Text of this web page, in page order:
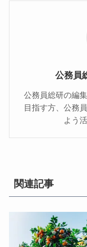
公務員
公務員総研の編
目指す方、公務
よう
関連記事